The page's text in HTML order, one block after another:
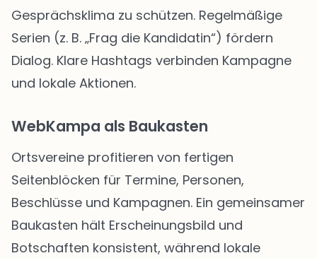
Gesprächsklima zu schützen. Regelmäßige
Serien (z. B. „Frag die Kandidatin“) fördern
Dialog. Klare Hashtags verbinden Kampagne
und lokale Aktionen.
WebKampa als Baukasten
Ortsvereine profitieren von fertigen
Seitenblöcken für Termine, Personen,
Beschlüsse und Kampagnen. Ein gemeinsamer
Baukasten hält Erscheinungsbild und
Botschaften konsistent, während lokale